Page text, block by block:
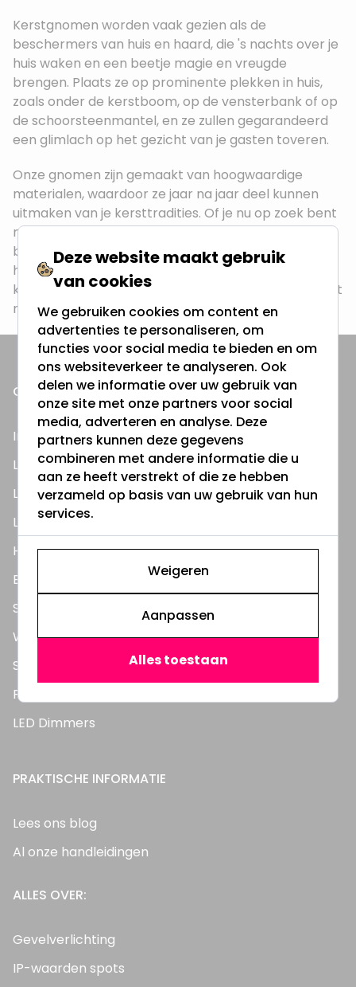
Kerstgnomen worden vaak gezien als de
beschermers van huis en haard, die 's nachts over je
huis waken en een beetje magie en vreugde
brengen. Plaats ze op prominente plekken in huis,
zoals onder de kerstboom, op de vensterbank of op
de schoorsteenmantel, en ze zullen gegarandeerd
een glimlach op het gezicht van je gasten toveren.
Onze gnomen zijn gemaakt van hoogwaardige
materialen, waardoor ze jaar na jaar deel kunnen
uitmaken van je kersttradities. Of je nu op zoek bent
naar een klein accentstuk of een opvallende
blikvanger, we hebben een gnoom voor elke plek in
huis. Laat deze vriendelijke wezens je huis vullen met
kerstsfeer en geef je feestdagen een magische twist
met onze prachtige kerstgnomen!
ONZE PRODUCTEN
Inbouwspots
LED Lampen
LED TL Buizen
LED Panelen
Highbay's / Ufo's
Bouwlampen
Straatlampen
Wandlampen
Solar verlichting
Feestverlichting
LED Dimmers
PRAKTISCHE INFORMATIE
Lees ons blog
Al onze handleidingen
ALLES OVER:
Gevelverlichting
IP-waarden spots
Deze website maakt gebruik
van cookies
We gebruiken cookies om content en
advertenties te personaliseren, om
functies voor social media te bieden en om
ons websiteverkeer te analyseren. Ook
delen we informatie over uw gebruik van
onze site met onze partners voor social
media, adverteren en analyse. Deze
partners kunnen deze gegevens
combineren met andere informatie die u
aan ze heeft verstrekt of die ze hebben
verzameld op basis van uw gebruik van hun
services.
Weigeren
Aanpassen
Alles toestaan